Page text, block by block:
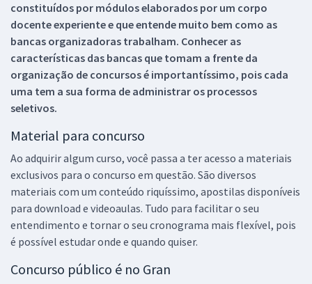
constituídos por módulos elaborados por um corpo
docente experiente e que entende muito bem como as
bancas organizadoras trabalham. Conhecer as
características das bancas que tomam a frente da
organização de concursos é importantíssimo, pois cada
uma tem a sua forma de administrar os processos
seletivos.
Material para concurso
Ao adquirir algum curso, você passa a ter acesso a materiais
exclusivos para o concurso em questão. São diversos
materiais com um conteúdo riquíssimo, apostilas disponíveis
para download e videoaulas. Tudo para facilitar o seu
entendimento e tornar o seu cronograma mais flexível, pois
é possível estudar onde e quando quiser.
Concurso público é no Gran